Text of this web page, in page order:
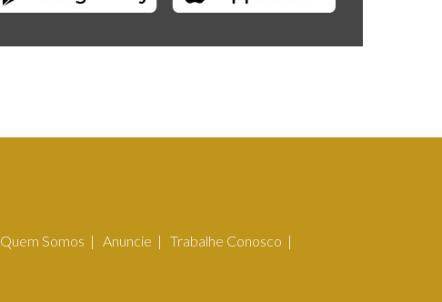
Quem Somos Anuncie
Trabalhe Conosco